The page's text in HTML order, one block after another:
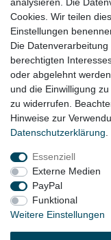
Ford Ka Bj. 2008 -
Cookies. Wir teilen
Einstellungen
Die
berechtigten
oder abgelehnt
und die Einwilligung
zu widerrufen.
Hinweise zur
Daten­schutz­erklärung
Essenziell
Externe Medien
PayPal
Funktional
Weitere Einstellungen
Impressum
Widerrufs­recht
©